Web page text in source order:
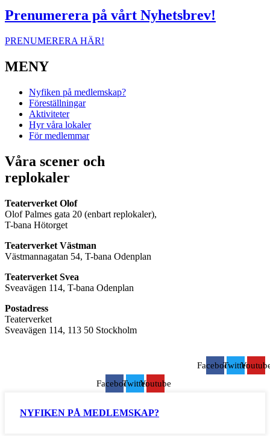
Prenumerera på vårt Nyhetsbrev!
PRENUMERERA HÄR!
MENY
Nyfiken på medlemskap?
Föreställningar
Aktiviteter
Hyr våra lokaler
För medlemmar
Våra scener och
replokaler
Teaterverket Olof
Olof Palmes gata 20 (enbart replokaler),
T-bana Hötorget
Teaterverket Västman
Västmannagatan 54, T-bana Odenplan
Teaterverket Svea
Sveavägen 114, T-bana Odenplan
Postadress
Teaterverket
Sveavägen 114, 113 50 Stockholm
FacebookTwitter
FacebookTwitterYoutube
NYFIKEN PÅ MEDLEMSKAP?